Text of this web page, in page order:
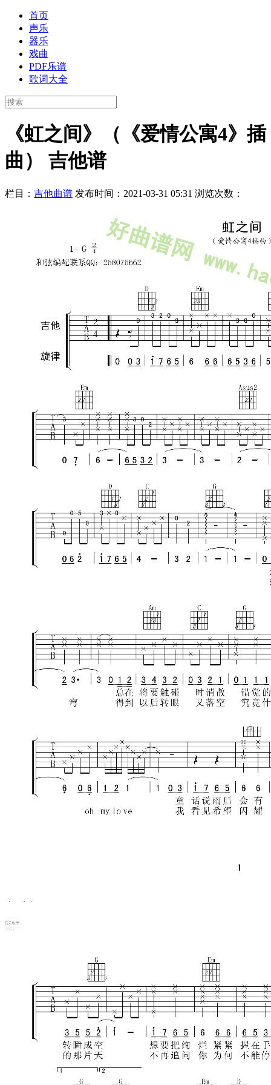
首页
声乐
器乐
戏曲
PDF乐谱
歌词大全
《虹之间》（《爱情公寓4》插
曲） 吉他谱
栏目： 吉他曲谱 发布时间：2021-03-31 05:31 浏览次数：